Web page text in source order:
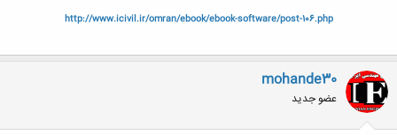
http://www.icivil.ir/omran/ebook/ebook-software/post-106.php
mohande30
عضو جدید